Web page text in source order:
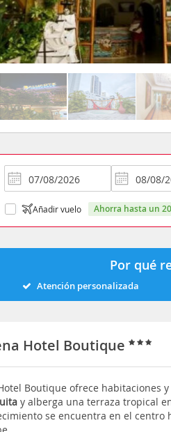
Añadir vuelo ahorra hasta un
Por qué
Atención personalizada
Hotel Boutique
Boutique ofrece habitaciones
y alberga una terraza tropical
se encuentra en el centro